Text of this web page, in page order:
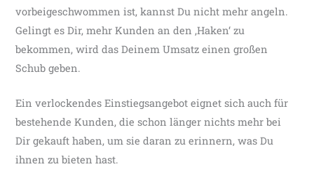
vorbeigeschwommen ist, kannst Du nicht mehr angeln.
Gelingt es Dir, mehr Kunden an den ‚Haken‘ zu
bekommen, wird das Deinem Umsatz einen großen
Schub geben.
Ein verlockendes Einstiegsangebot eignet sich auch für
bestehende Kunden, die schon länger nichts mehr bei
Dir gekauft haben, um sie daran zu erinnern, was Du
ihnen zu bieten hast.